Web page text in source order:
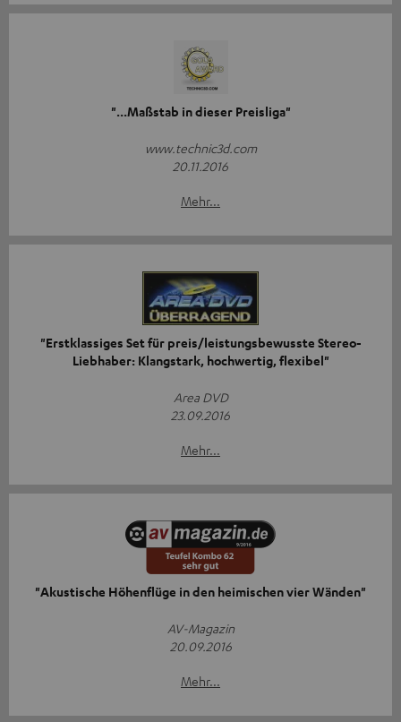
"...Maßstab in dieser Preisliga"
www.technic3d.com
20.11.2016
Mehr...
"Erstklassiges Set für preis/leistungsbewusste Stereo-
Liebhaber: Klangstark, hochwertig, flexibel"
Area DVD
23.09.2016
Mehr...
"Akustische Höhenflüge in den heimischen vier Wänden"
AV-Magazin
20.09.2016
Mehr...